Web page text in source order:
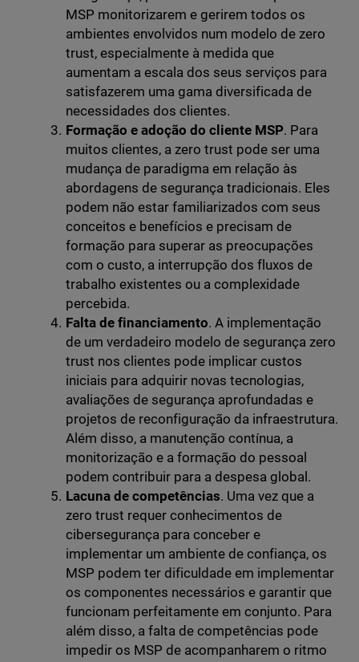
MSP monitorizarem e gerirem todos os
ambientes envolvidos num modelo de zero
trust, especialmente à medida que
aumentam a escala dos seus serviços para
satisfazerem uma gama diversificada de
necessidades dos clientes.
Formação e adoção do cliente MSP. Para
muitos clientes, a zero trust pode ser uma
mudança de paradigma em relação às
abordagens de segurança tradicionais. Eles
podem não estar familiarizados com seus
conceitos e benefícios e precisam de
formação para superar as preocupações
com o custo, a interrupção dos fluxos de
trabalho existentes ou a complexidade
percebida.
Falta de financiamento. A implementação
de um verdadeiro modelo de segurança zero
trust nos clientes pode implicar custos
iniciais para adquirir novas tecnologias,
avaliações de segurança aprofundadas e
projetos de reconfiguração da infraestrutura.
Além disso, a manutenção contínua, a
monitorização e a formação do pessoal
podem contribuir para a despesa global.
Lacuna de competências. Uma vez que a
zero trust requer conhecimentos de
cibersegurança para conceber e
implementar um ambiente de confiança, os
MSP podem ter dificuldade em implementar
os componentes necessários e garantir que
funcionam perfeitamente em conjunto. Para
além disso, a falta de competências pode
impedir os MSP de acompanharem o ritmo